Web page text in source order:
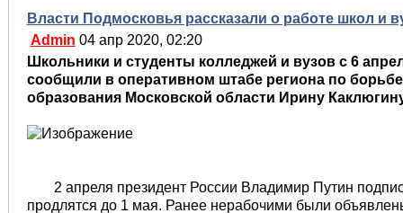
Власти Подмосковья рассказали о работе школ и
Admin 04 апр 2020, 02:20
Школьники и студенты колледжей и вузов с 6
сообщили в оперативном штабе региона по
образования Московской области Ирину
2 апреля президент России Владимир Путин
продлятся до 1 мая. Ранее нерабочими были